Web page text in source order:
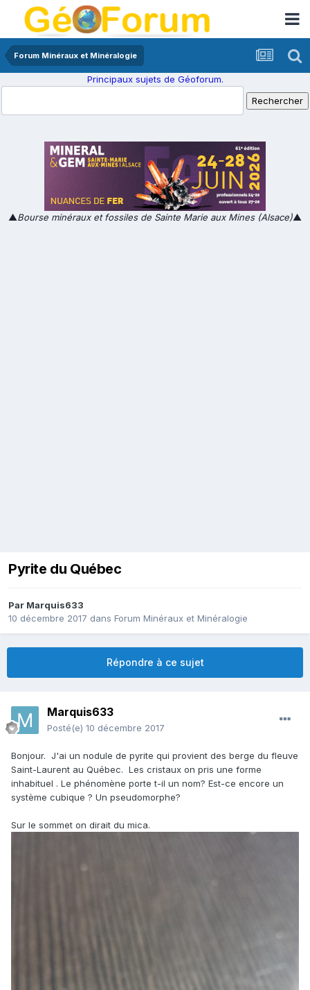
Forum Minéraux et Minéralogie
Principaux sujets de Géoforum.
▲Bourse minéraux et fossiles de Sainte Marie aux Mines (Alsace)▲
Pyrite du Québec
Par Marquis633
10 décembre 2017 dans Forum Minéraux et Minéralogie
Répondre à ce sujet
Marquis633
Posté(e) 10 décembre 2017
Bonjour. J'ai un nodule de pyrite qui provient des berge du fleuve
Saint-Laurent au Québec. Les cristaux on pris une forme
inhabituel . Le phénomène porte t-il un nom? Est-ce encore un
système cubique ? Un pseudomorphe?
Sur le sommet on dirait du mica.